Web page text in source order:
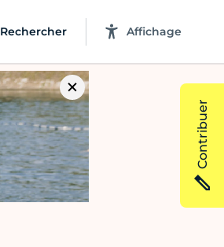
Rechercher Affichage
Contribuer